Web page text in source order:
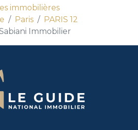
immobilières
Paris
PARIS 12
Immobilier